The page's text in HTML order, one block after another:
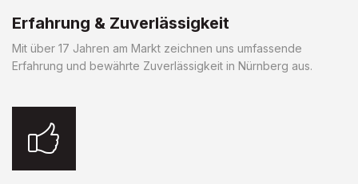
Erfahrung & Zuverlässigkeit
Mit über 17 Jahren am Markt zeichnen uns umfassende
Erfahrung und bewährte Zuverlässigkeit in Nürnberg aus.